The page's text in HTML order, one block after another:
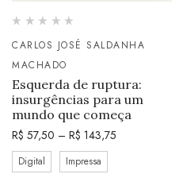
CARLOS JOSÉ SALDANHA
MACHADO
Esquerda de ruptura:
insurgências para um
mundo que começa
R$ 57,50 – R$ 143,75
Digital Impressa